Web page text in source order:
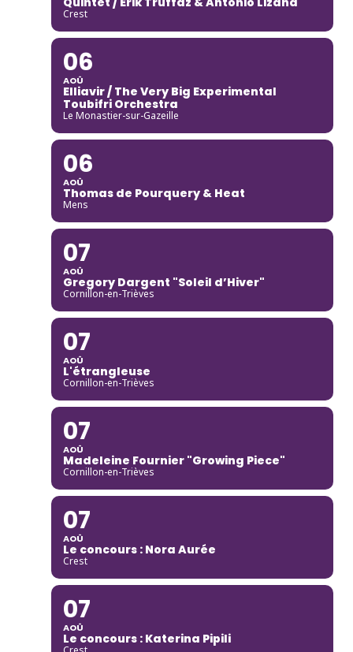
Crest
06
AOÛ
Elliavir / The Very Big Experimental
Toubifri Orchestra
Le Monastier-sur-Gazeille
06
AOÛ
Thomas de Pourquery & Heat
Mens
07
AOÛ
Gregory Dargent "Soleil d’Hiver"
Cornillon-en-Trièves
07
AOÛ
L'étrangleuse
Cornillon-en-Trièves
07
AOÛ
Madeleine Fournier "Growing Piece"
Cornillon-en-Trièves
07
AOÛ
Le concours : Nora Aurée
Crest
07
AOÛ
Le concours : Katerina Pipili